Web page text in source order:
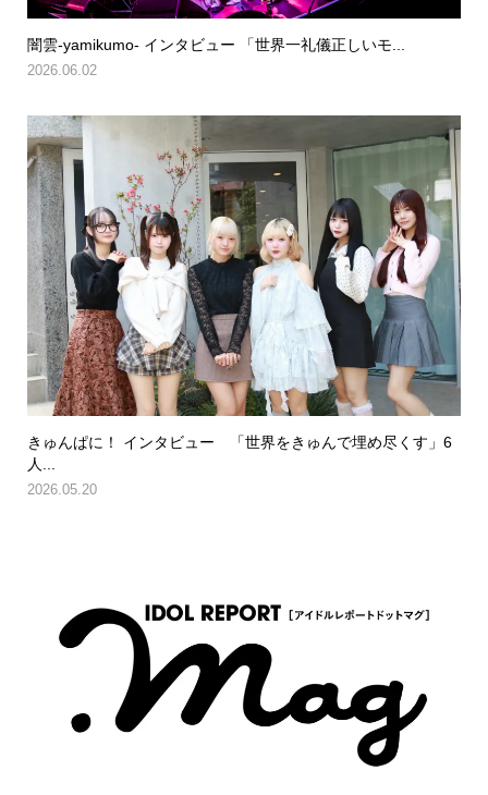
闇雲-yamikumo- インタビュー 「世界一礼儀正しいモ...
2026.06.02
きゅんぱに！ インタビュー 「世界をきゅんで埋め尽くす」6
人...
2026.05.20